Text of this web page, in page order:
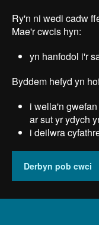
main
Ry'n ni wedi cadw
Mae'r cwcis hyn:
yn hanfodol i'r
Byddem hefyd yn
i wella'n
ar sut yr ydych
i deilwra
Derbyn pob cwci